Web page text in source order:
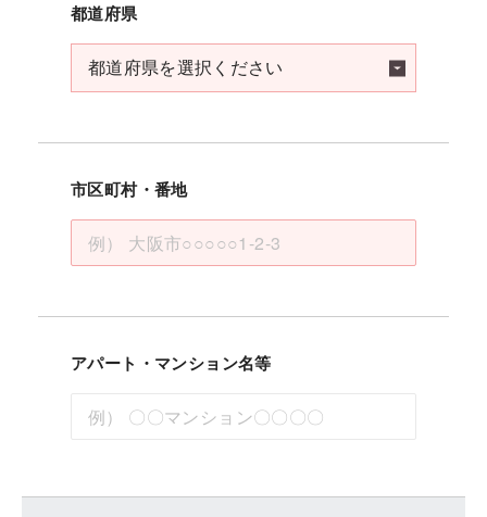
都道府県
市区町村・番地
アパート・マンション名等